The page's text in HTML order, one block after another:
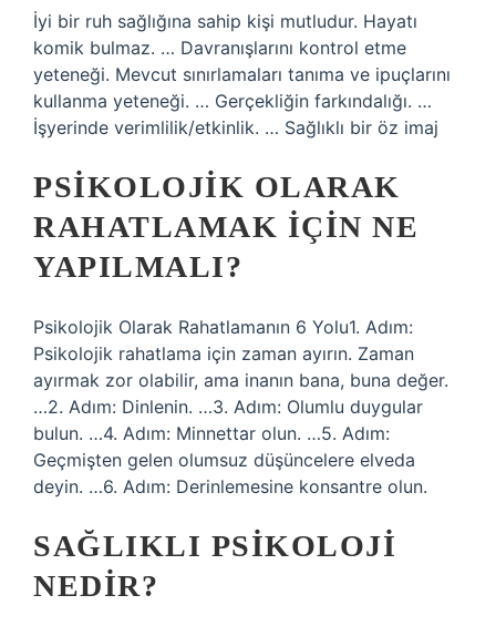
İyi bir ruh sağlığına sahip kişi mutludur. Hayatı
komik bulmaz. … Davranışlarını kontrol etme
yeteneği. Mevcut sınırlamaları tanıma ve ipuçlarını
kullanma yeteneği. … Gerçekliğin farkındalığı. …
İşyerinde verimlilik/etkinlik. … Sağlıklı bir öz imaj
PSIKOLOJIK OLARAK
RAHATLAMAK IÇIN NE
YAPILMALI?
Psikolojik Olarak Rahatlamanın 6 Yolu1. Adım:
Psikolojik rahatlama için zaman ayırın. Zaman
ayırmak zor olabilir, ama inanın bana, buna değer.
…2. Adım: Dinlenin. …3. Adım: Olumlu duygular
bulun. …4. Adım: Minnettar olun. …5. Adım:
Geçmişten gelen olumsuz düşüncelere elveda
deyin. …6. Adım: Derinlemesine konsantre olun.
SAĞLIKLI PSIKOLOJI
NEDIR?